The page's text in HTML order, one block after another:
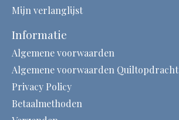
Mijn verlanglijst
Informatie
Algemene voorwaarden
Algemene voorwaarden Quiltopdracht
Privacy Policy
Betaalmethoden